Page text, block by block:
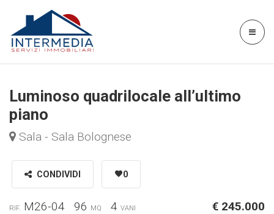
Luminoso quadrilocale all’ultimo
piano
Sala - Sala Bolognese
CONDIVIDI 0
RIF. M26-04 96 MQ 4 VANI € 245.000